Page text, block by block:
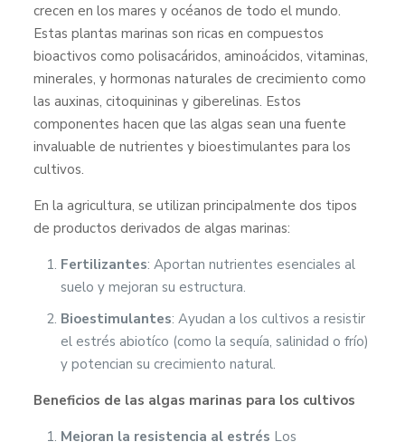
crecen en los mares y océanos de todo el mundo.
Estas plantas marinas son ricas en compuestos
bioactivos como polisacáridos, aminoácidos, vitaminas,
minerales, y hormonas naturales de crecimiento como
las auxinas, citoquininas y giberelinas. Estos
componentes hacen que las algas sean una fuente
invaluable de nutrientes y bioestimulantes para los
cultivos.
En la agricultura, se utilizan principalmente dos tipos
de productos derivados de algas marinas:
Fertilizantes: Aportan nutrientes esenciales al
suelo y mejoran su estructura.
Bioestimulantes: Ayudan a los cultivos a resistir
el estrés abiotíco (como la sequía, salinidad o frío)
y potencian su crecimiento natural.
Beneficios de las algas marinas para los cultivos
Mejoran la resistencia al estrés Los